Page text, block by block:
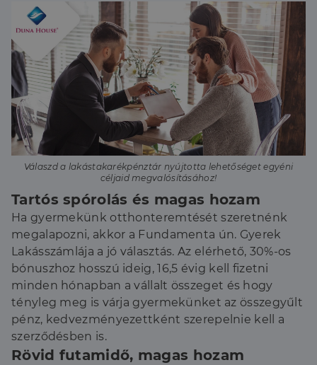
Válaszd a lakástakarékpénztár nyújtotta lehetőséget egyéni
céljaid megvalósításához!
Tartós spórolás és magas hozam
Ha gyermekünk otthonteremtését szeretnénk
megalapozni, akkor a Fundamenta ún. Gyerek
Lakásszámlája a jó választás. Az elérhető, 30%-os
bónuszhoz hosszú ideig, 16,5 évig kell fizetni
minden hónapban a vállalt összeget és hogy
tényleg meg is várja gyermekünket az összegyűlt
pénz, kedvezményezettként szerepelnie kell a
szerződésben is.
Rövid futamidő, magas hozam